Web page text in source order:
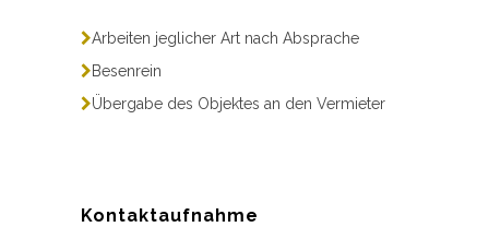
Arbeiten jeglicher Art nach Absprache
Besenrein
Übergabe des Objektes an den Vermieter
Kontaktaufnahme